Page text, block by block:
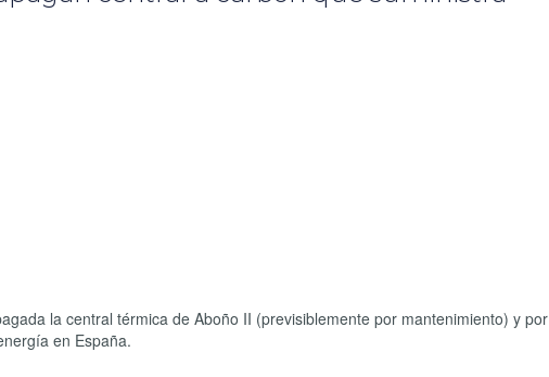
la central térmica de Aboño II (previsiblemente por mantenimiento) y por
en España.